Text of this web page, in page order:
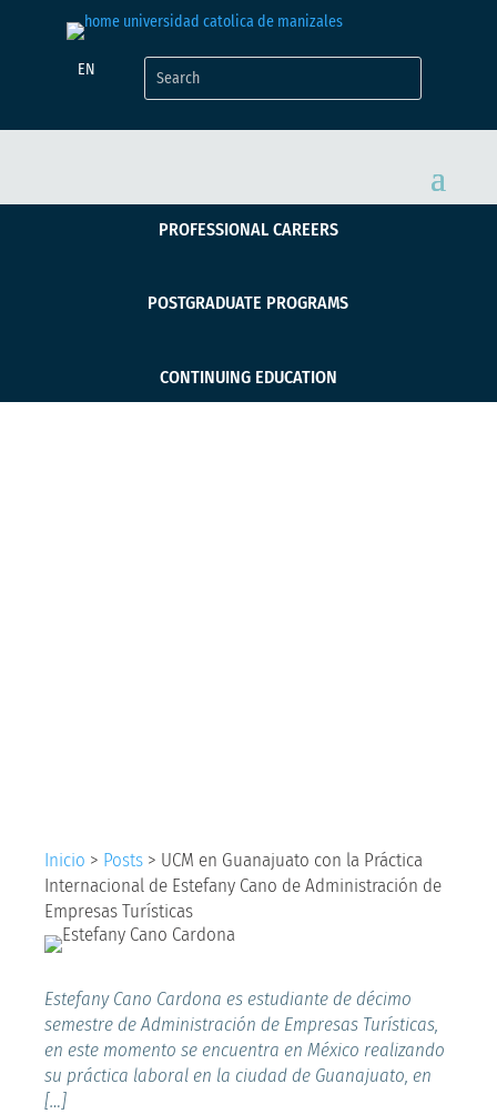
EN
PROFESSIONAL CAREERS
POSTGRADUATE PROGRAMS
CONTINUING EDUCATION
Inicio > Posts > UCM en Guanajuato con la Práctica
Internacional de Estefany Cano de Administración de
Empresas Turísticas
Estefany Cano Cardona es estudiante de décimo
semestre de Administración de Empresas Turísticas,
en este momento se encuentra en México realizando
su práctica laboral en la ciudad de Guanajuato, en
[…]